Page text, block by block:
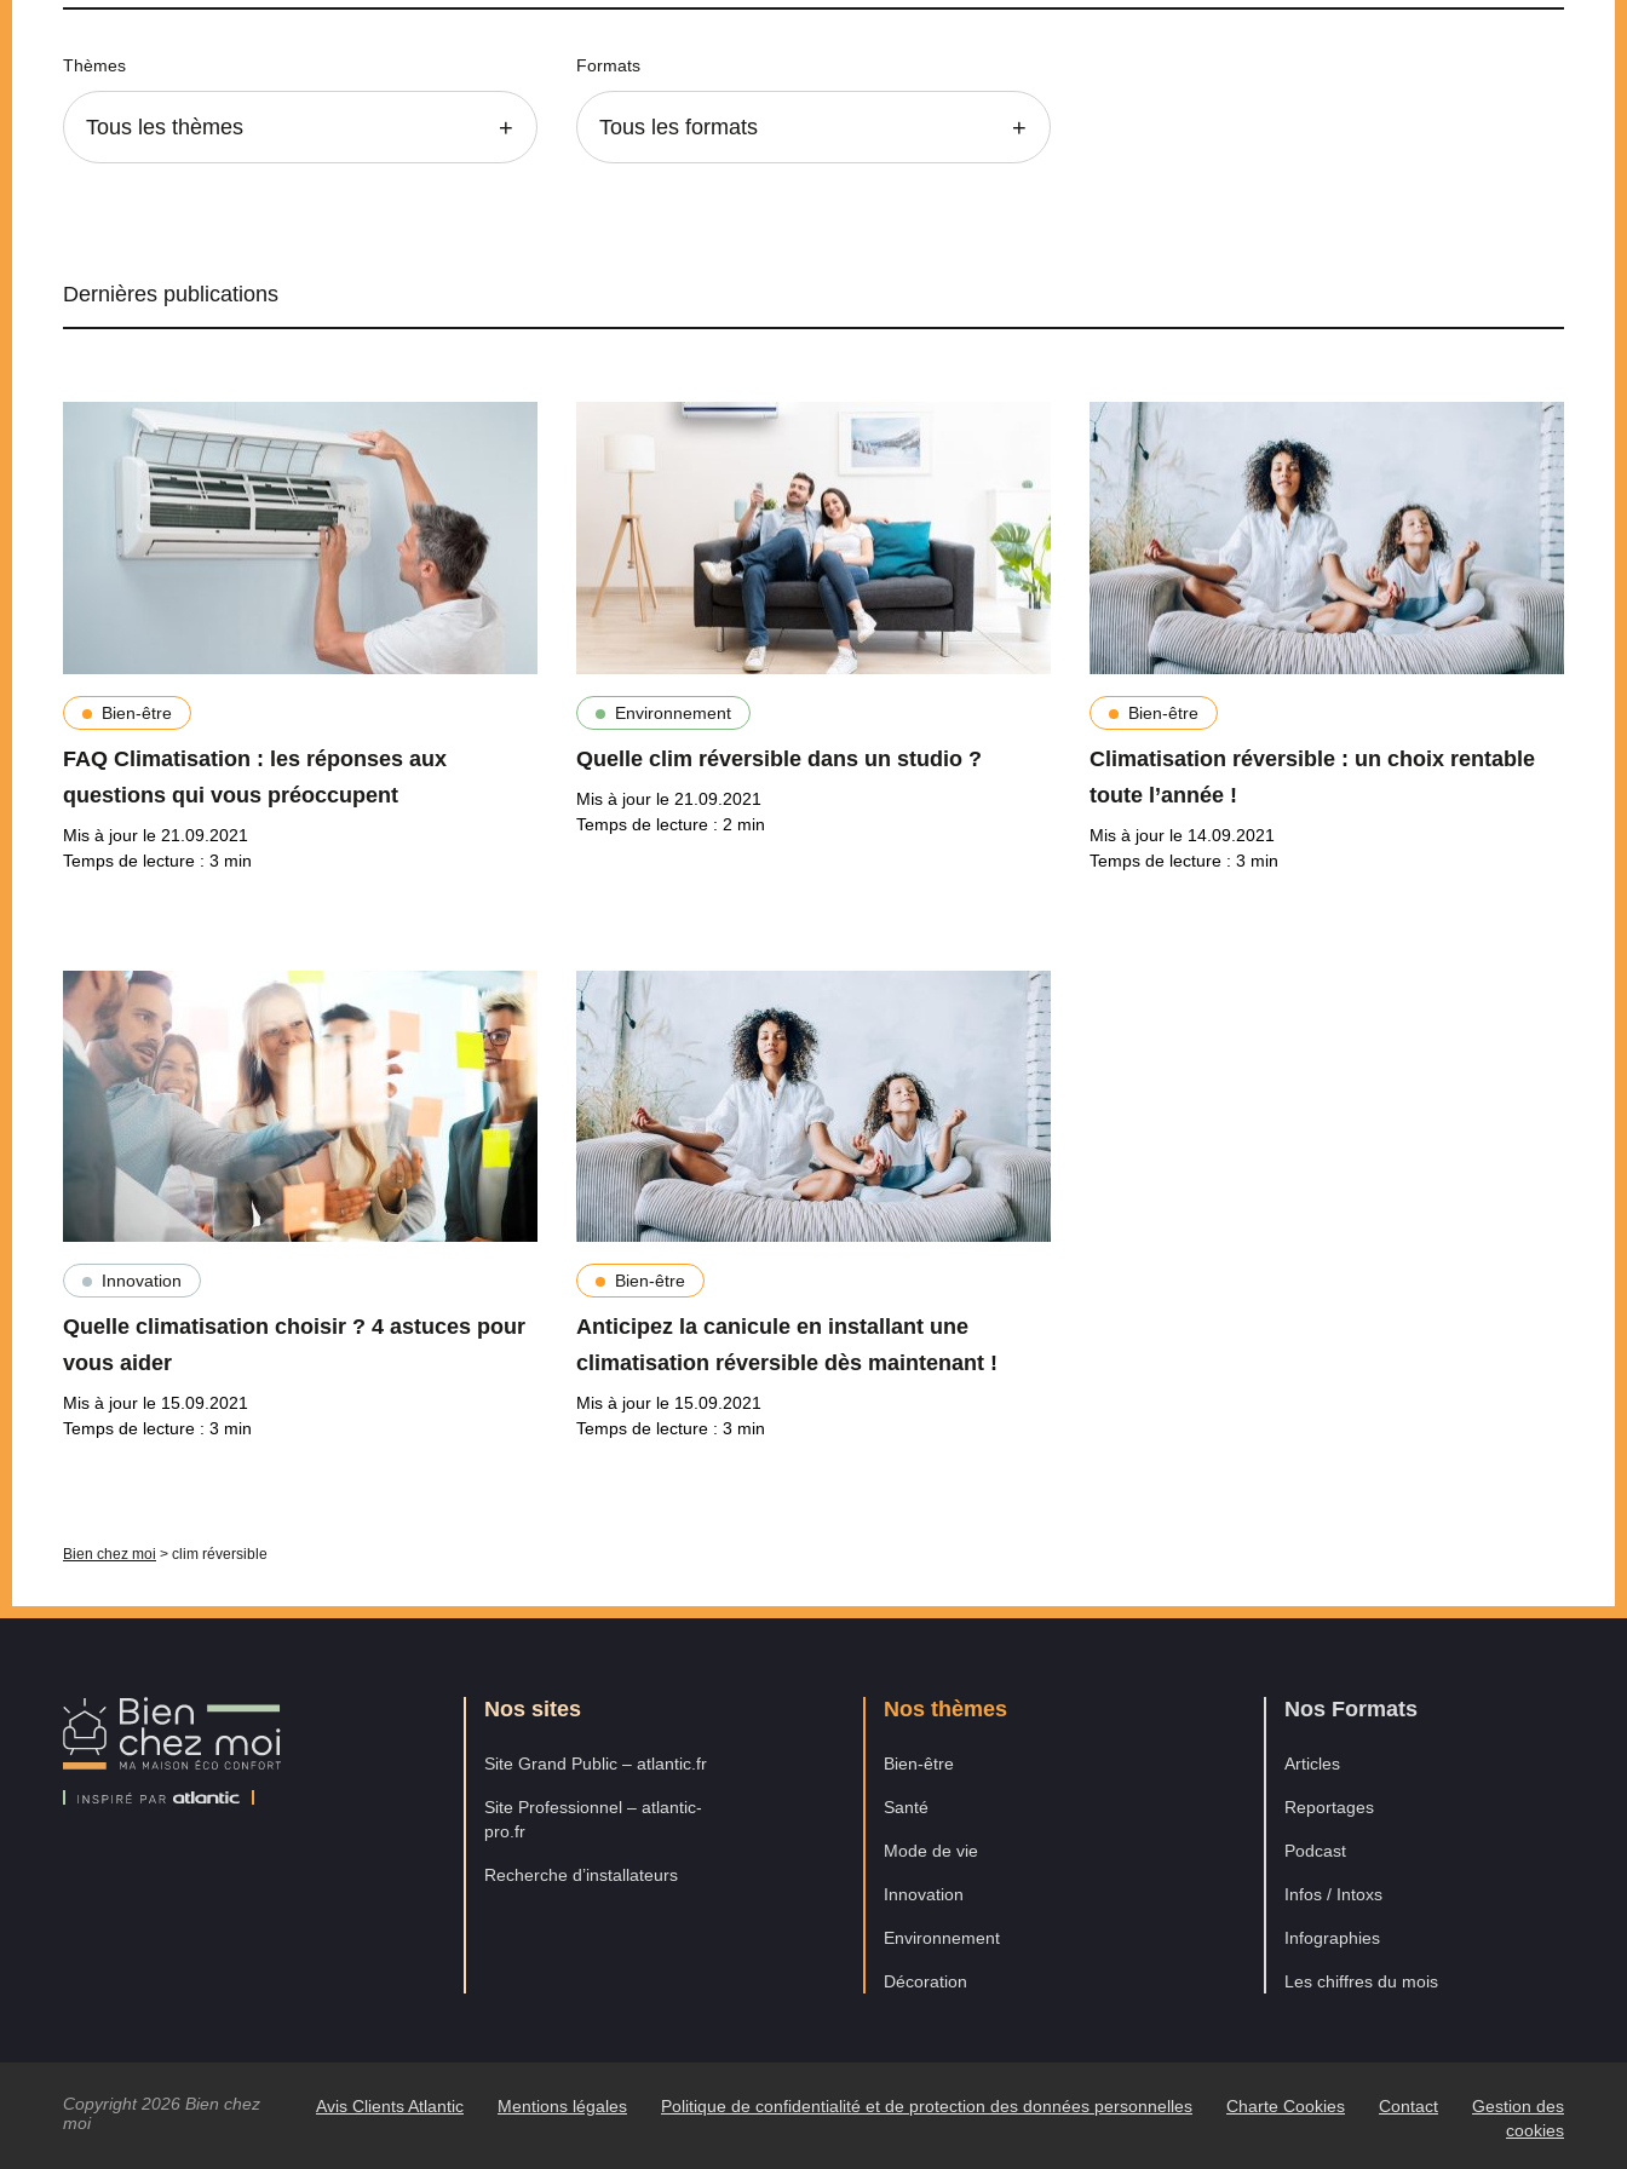
Thèmes
Tous les thèmes
Formats
Tous les formats
Dernières publications
Bien-être
FAQ Climatisation : les réponses aux
questions qui vous préoccupent
Mis à jour le 21.09.2021
Temps de lecture : 3 min
Environnement
Quelle clim réversible dans un studio ?
Mis à jour le 21.09.2021
Temps de lecture : 2 min
Bien-être
Climatisation réversible : un choix rentable
toute l’année !
Mis à jour le 14.09.2021
Temps de lecture : 3 min
Innovation
Quelle climatisation choisir ? 4 astuces pour
vous aider
Mis à jour le 15.09.2021
Temps de lecture : 3 min
Bien-être
Anticipez la canicule en installant une
climatisation réversible dès maintenant !
Mis à jour le 15.09.2021
Temps de lecture : 3 min
Bien chez moi > clim réversible
Chez
Nos sites
Site Grand Public – atlantic.fr
Site Professionnel – atlantic-
pro.fr
Recherche d’installateurs
Nos thèmes
Bien-être
Santé
Mode de vie
Innovation
Environnement
Décoration
Nos Formats
Articles
Reportages
Podcast
Infos / Intoxs
Infographies
Les chiffres du mois
Copyright 2026 Bien chez
moi
Avis Clients Atlantic Mentions légales Politique de confidentialité et de protection des données personnelles Charte Cookies Contact
Gestion des
cookies